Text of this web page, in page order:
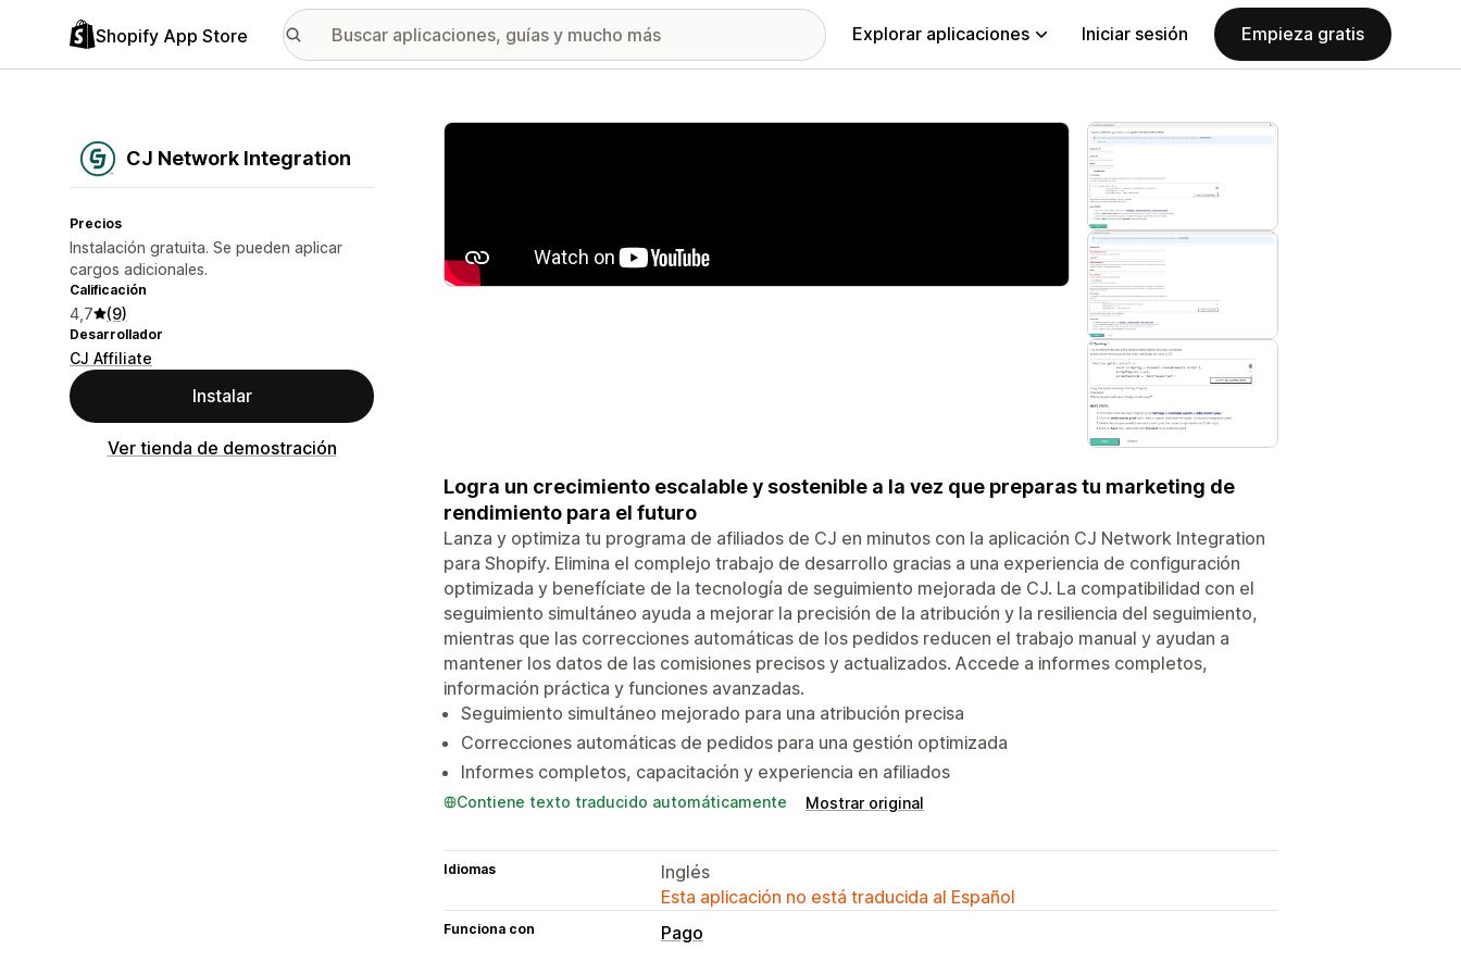
Shopify App Store Explorar aplicaciones Iniciar sesión Empieza gratis
CJ Network Integration
Precios
Instalación gratuita. Se pueden aplicar
cargos adicionales.
Calificación
4,7 (9)
Desarrollador
CJ Affiliate
Instalar
Ver tienda de demostración
Galería de imágenes destacadas
Logra un crecimiento escalable y sostenible a la vez que preparas tu marketing de
rendimiento para el futuro
Lanza y optimiza tu programa de afiliados de CJ en minutos con la aplicación CJ Network Integration
para Shopify. Elimina el complejo trabajo de desarrollo gracias a una experiencia de configuración
optimizada y benefíciate de la tecnología de seguimiento mejorada de CJ. La compatibilidad con el
seguimiento simultáneo ayuda a mejorar la precisión de la atribución y la resiliencia del seguimiento,
mientras que las correcciones automáticas de los pedidos reducen el trabajo manual y ayudan a
mantener los datos de las comisiones precisos y actualizados. Accede a informes completos,
información práctica y funciones avanzadas.
Seguimiento simultáneo mejorado para una atribución precisa
Correcciones automáticas de pedidos para una gestión optimizada
Informes completos, capacitación y experiencia en afiliados
Contiene texto traducido automáticamente Mostrar original
Idiomas
Inglés
Esta aplicación no está traducida al Español
Funciona con Pago